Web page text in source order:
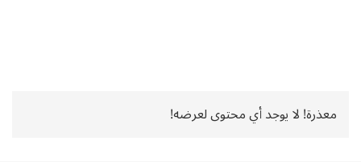
معذرة! لا يوجد أي محتوى لعرضه!